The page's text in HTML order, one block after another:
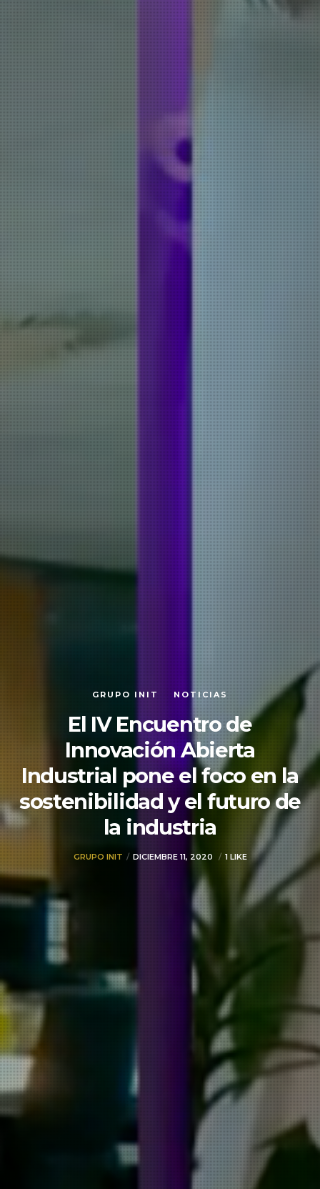
GRUPO INIT NOTICIAS
El IV Encuentro de
Innovación Abierta
Industrial pone el foco en la
sostenibilidad y el futuro de
la industria
GRUPO INIT DICIEMBRE 11, 2020 1 LIKE